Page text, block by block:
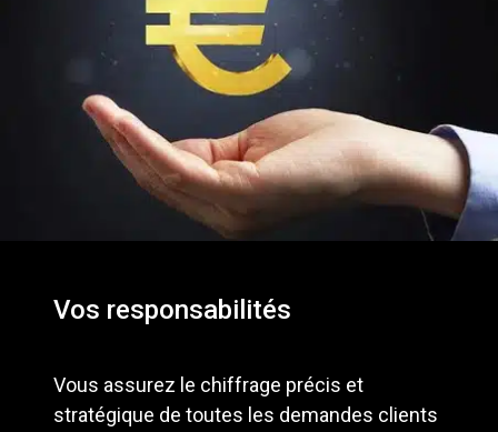
Vos responsabilités
Vous assurez le chiffrage précis et
stratégique de toutes les demandes clients